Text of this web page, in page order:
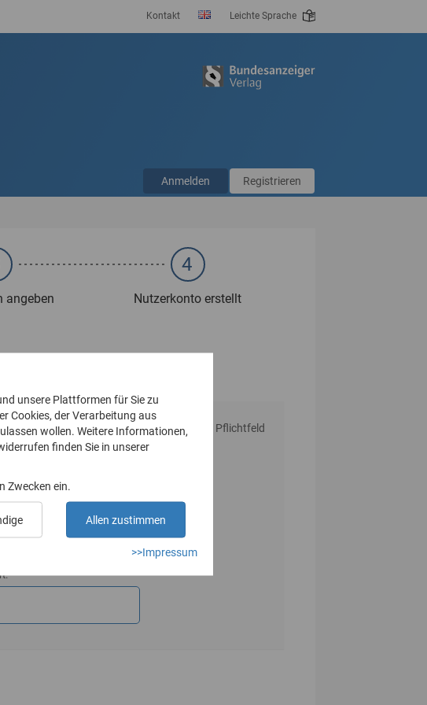
Kontakt Leichte Sprache
Anmelden Registrieren
angeben
4
Nutzerkonto erstellt
* Pflichtfeld
enthalten.
unsere Plattformen für Sie zu
Cookies, der Verarbeitung aus
wollen. Weitere Informationen,
finden Sie in unserer
Zwecken ein.
Allen zustimmen
>>Impressum